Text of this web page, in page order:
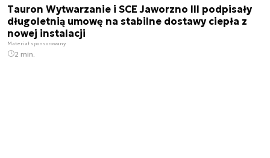
Tauron Wytwarzanie i SCE Jaworzno III podpisały
długoletnią umowę na stabilne dostawy ciepła z
nowej instalacji
Materiał sponsorowany
2 min.